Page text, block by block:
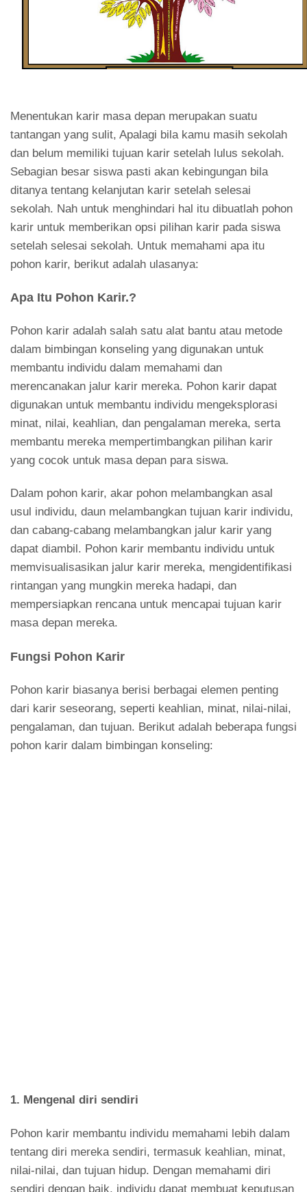
Menentukan karir masa depan merupakan suatu
tantangan yang sulit, Apalagi bila kamu masih sekolah
dan belum memiliki tujuan karir setelah lulus sekolah.
Sebagian besar siswa pasti akan kebingungan bila
ditanya tentang kelanjutan karir setelah selesai
sekolah. Nah untuk menghindari hal itu dibuatlah pohon
karir untuk memberikan opsi pilihan karir pada siswa
setelah selesai sekolah. Untuk memahami apa itu
pohon karir, berikut adalah ulasanya:
Apa Itu Pohon Karir.?
Pohon karir adalah salah satu alat bantu atau metode
dalam bimbingan konseling yang digunakan untuk
membantu individu dalam memahami dan
merencanakan jalur karir mereka. Pohon karir dapat
digunakan untuk membantu individu mengeksplorasi
minat, nilai, keahlian, dan pengalaman mereka, serta
membantu mereka mempertimbangkan pilihan karir
yang cocok untuk masa depan para siswa.
Dalam pohon karir, akar pohon melambangkan asal
usul individu, daun melambangkan tujuan karir individu,
dan cabang-cabang melambangkan jalur karir yang
dapat diambil. Pohon karir membantu individu untuk
memvisualisasikan jalur karir mereka, mengidentifikasi
rintangan yang mungkin mereka hadapi, dan
mempersiapkan rencana untuk mencapai tujuan karir
masa depan mereka.
Fungsi Pohon Karir
Pohon karir biasanya berisi berbagai elemen penting
dari karir seseorang, seperti keahlian, minat, nilai-nilai,
pengalaman, dan tujuan. Berikut adalah beberapa fungsi
pohon karir dalam bimbingan konseling:
1. Mengenal diri sendiri
Pohon karir membantu individu memahami lebih dalam
tentang diri mereka sendiri, termasuk keahlian, minat,
nilai-nilai, dan tujuan hidup. Dengan memahami diri
sendiri dengan baik, individu dapat membuat keputusan